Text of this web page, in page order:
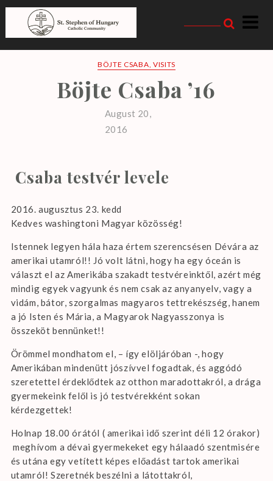
Skip
content
Magyarországi Szent
István Katolikus
Közösség
BÖJTE CSABA, VISITS
Böjte Csaba ’16
August 20,
2016
Csaba testvér levele
2016. augusztus 23. kedd
Kedves washingtoni Magyar közösség!
Istennek legyen hála haza értem szerencsésen Dévára az
amerikai utamról!! Jó volt látni, hogy ha egy óceán is
választ el az Amerikába szakadt testvéreinktől, azért még
mindig egyek vagyunk és nem csak az anyanyelv, vagy a
vidám, bátor, szorgalmas magyaros tettrekészség, hanem
a jó Isten és Mária, a Magyarok Nagyasszonya is
összeköt bennünket!!
Örömmel mondhatom el, – így elöljáróban -, hogy
Amerikában mindenütt jószívvel fogadtak, és aggódó
szeretettel érdeklődtek az otthon maradottakról, a drága
gyermekeink felől is jó testvérekként sokan
kérdezgettek!
Holnap 18.00 órától ( amerikai idő szerint déli 12 órakor)
meghívom a dévai gyermekeket egy hálaadó szentmisére
és utána egy vetített képes előadást tartok amerikai
utamról! Szeretnék beszélni a látottakról,